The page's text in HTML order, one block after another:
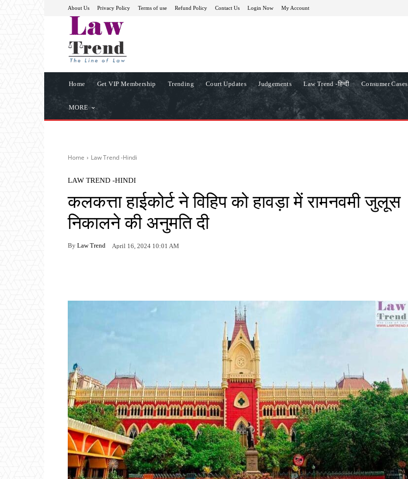
About Us Privacy Policy Terms of use Refund Policy Contact Us Login Now My Account
Home Get VIP Membership Trending Court Updates Judgements Law Trend -हिन्दी Consumer Cases
MORE
Home Law Trend -Hindi
LAW TREND -HINDI
कलकत्ता हाईकोर्ट ने विहिप को हावड़ा में रामनवमी जुलूस
निकालने की अनुमति दी
By Law Trend April 16, 2024 10:01 AM